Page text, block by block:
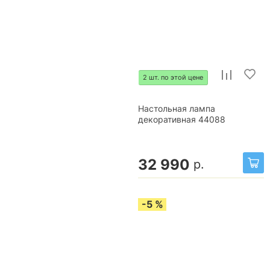
2 шт. по этой цене
Настольная лампа
декоративная 44088
32 990 р.
-5 %